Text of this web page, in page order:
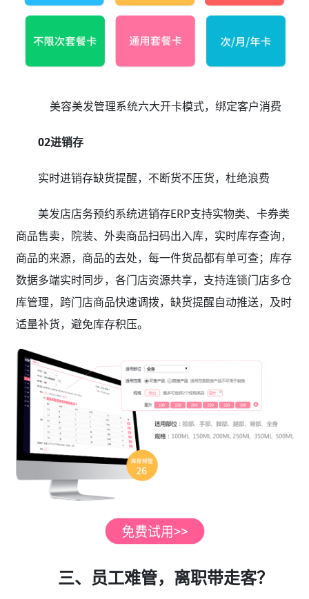
美容美发管理系统六大开卡模式，绑定客户消费
02进销存
实时进销存缺货提醒，不断货不压货，杜绝浪费
美发店店务预约系统进销存ERP支持实物类、卡券类
商品售卖，院装、外卖商品扫码出入库，实时库存查询，
商品的来源，商品的去处，每一件货品都有单可查；库存
数据多端实时同步，各门店资源共享，支持连锁门店多仓
库管理，跨门店商品快速调拨，缺货提醒自动推送，及时
适量补货，避免库存积压。
三、员工难管，离职带走客？